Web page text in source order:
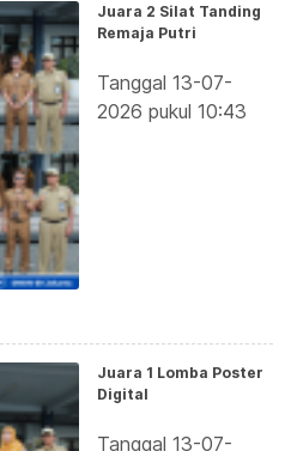
Juara 2 Silat Tanding
Remaja Putri
Tanggal 13-07-
2026 pukul 10:43
Juara 1 Lomba Poster
Digital
Tanggal 13-07-